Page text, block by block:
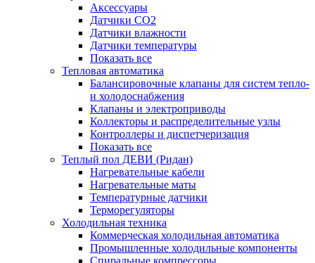
Аксессуары
Датчики CO2
Датчики влажности
Датчики температуры
Показать все
Тепловая автоматика
Балансировочные клапаны для систем тепло-
и холодоснабжения
Клапаны и электроприводы
Коллекторы и распределительные узлы
Контроллеры и диспетчеризация
Показать все
Теплый пол ДЕВИ (Ридан)
Нагревательные кабели
Нагревательные маты
Температурные датчики
Терморегуляторы
Холодильная техника
Коммерческая холодильная автоматика
Промышленные холодильные компоненты
Спиральные компрессоры